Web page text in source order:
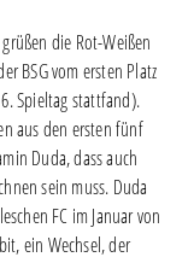
die Rot-Weißen
BSG vom ersten Platz
Spieltag stattfand).
aus den ersten fünf
Duda, dass auch
sein muss. Duda
FC im Januar von
ein Wechsel, der